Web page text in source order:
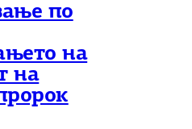
по
на
на